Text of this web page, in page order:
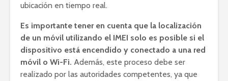
ubicación en tiempo real.
Es importante tener en cuenta que la localización
de un móvil utilizando el IMEI solo es posible si el
dispositivo está encendido y conectado a una red
móvil o Wi-Fi. Además, este proceso debe ser
realizado por las autoridades competentes, ya que